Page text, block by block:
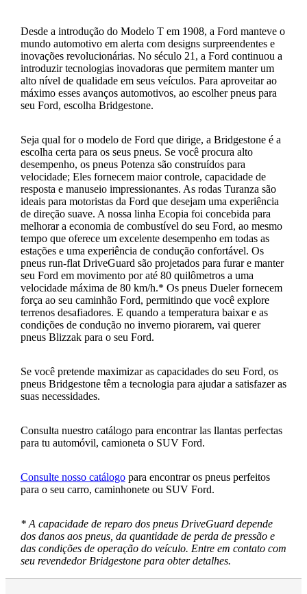
Desde a introdução do Modelo T em 1908, a Ford manteve o
mundo automotivo em alerta com designs surpreendentes e
inovações revolucionárias. No século 21, a Ford continuou a
introduzir tecnologias inovadoras que permitem manter um
alto nível de qualidade em seus veículos. Para aproveitar ao
máximo esses avanços automotivos, ao escolher pneus para
seu Ford, escolha Bridgestone.
Seja qual for o modelo de Ford que dirige, a Bridgestone é a
escolha certa para os seus pneus. Se você procura alto
desempenho, os pneus Potenza são construídos para
velocidade; Eles fornecem maior controle, capacidade de
resposta e manuseio impressionantes. As rodas Turanza são
ideais para motoristas da Ford que desejam uma experiência
de direção suave. A nossa linha Ecopia foi concebida para
melhorar a economia de combustível do seu Ford, ao mesmo
tempo que oferece um excelente desempenho em todas as
estações e uma experiência de condução confortável. Os
pneus run-flat DriveGuard são projetados para furar e manter
seu Ford em movimento por até 80 quilômetros a uma
velocidade máxima de 80 km/h.* Os pneus Dueler fornecem
força ao seu caminhão Ford, permitindo que você explore
terrenos desafiadores. E quando a temperatura baixar e as
condições de condução no inverno piorarem, vai querer
pneus Blizzak para o seu Ford.
Se você pretende maximizar as capacidades do seu Ford, os
pneus Bridgestone têm a tecnologia para ajudar a satisfazer as
suas necessidades.
Consulta nuestro catálogo para encontrar las llantas perfectas
para tu automóvil, camioneta o SUV Ford.
Consulte nosso catálogopara encontrar os pneus perfeitos
para o seu carro, caminhonete ou SUV Ford.
* A capacidade de reparo dos pneus DriveGuard depende
dos danos aos pneus, da quantidade de perda de pressão e
das condições de operação do veículo. Entre em contato com
seu revendedor Bridgestone para obter detalhes.